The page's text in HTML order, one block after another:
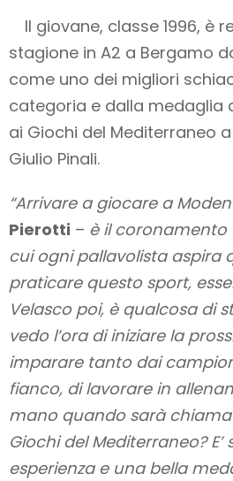
Il giovane, classe 1996, è
stagione in A2 a Bergamo
come uno dei migliori
categoria e dalla medaglia
ai Giochi del Mediterraneo
Giulio Pinali.
“Arrivare a giocare a
Pierotti – è il coronamento
cui ogni pallavolista aspira
praticare questo sport,
Velasco poi, è qualcosa di
vedo l’ora di iniziare la
imparare tanto dai
fianco, di lavorare in
mano quando sarà
Giochi del Mediterraneo?
esperienza e una bella